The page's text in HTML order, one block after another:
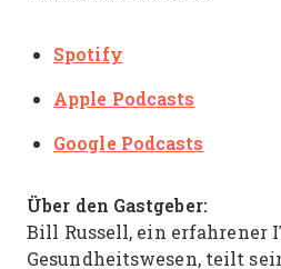
Spotify
Apple Podcasts
Google Podcasts
Über den Gastgeber:
Bill Russell, ein erfahrener
Gesundheitswesen, teilt